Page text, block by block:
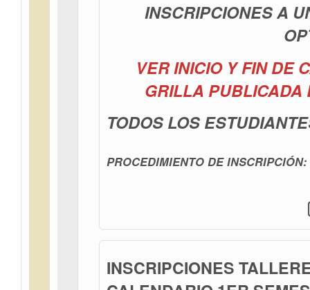
INSCRIPCIONES A
VER INICIO Y FIN DE
GRILLA PUBLICADA
TODOS LOS
PROCEDIMIENTO DE INSCRIPCIÓN:
INSCRIPCIONES